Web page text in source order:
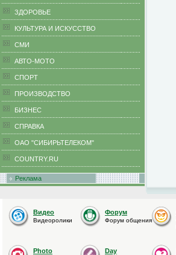
ЗДОРОВЬЕ
КУЛЬТУРА И ИСКУССТВО
СМИ
АВТО-МОТО
СПОРТ
ПРОИЗВОДСТВО
БИЗНЕС
CПРАВКА
ОАО "СИБИРЬТЕЛЕКОМ"
COUNTRY.RU
Реклама
Видео
Видеоролики
Форум
Форум общения
Photo Day